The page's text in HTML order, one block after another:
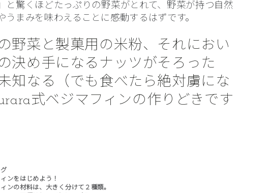
と驚くほどたっぷりの野菜がとれて、野菜が持つ自然
うまみを味わえることに感動するはずです。
野菜と製菓用の米粉、それにおい
決め手になるナッツがそろった
知なる（でも食べたら絶対虜にな
式ベジマフィンの作りどきです
ンをはじめよう！
ィンの材料は、大きく分けて２種類。